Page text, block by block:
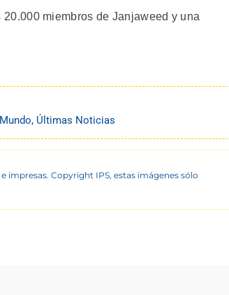
miembros de Janjaweed y una
Mundo, Últimas Noticias
impresas. Copyright IPS, estas imágenes sólo